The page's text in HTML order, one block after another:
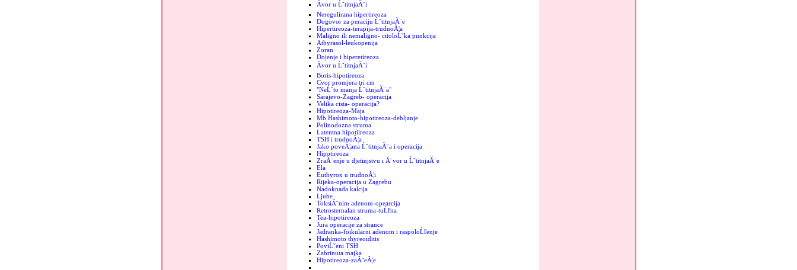
Ăvor u ĹˇtitnjaĂ¨i
Neregulirana hipertireoza
Dogovor za peraciju ĹˇtitnjaĂ¨e
Hipertireoza-terapija-trudnoĂ¦a
Maligno ili nemaligno- citoloĹˇka punkcija
Athyrasol-leukopenija
Zoran
Dojenje i hiperetireoza
Ăvor u ĹˇtitnjaĂ¨i
Boris-hipotireoza
Cvor promjera tri cm
"NeĹˇto manja ĹˇtitnjaĂ¨a"
Sarajevo-Zagreb- operacija
Velika cista- operacija?
Hipotireoza-Maja
Mb Hashimoto-hipotireoza-debljanje
Polinodozna struma
Latentna hipotiireoza
TSH i trudnoĂ¦a
Jako poveĂ¦ana ĹˇtitnjaĂ¨a i operacija
Hipotireoza
ZraĂ¨enje u djetinjstvu i Ă¨vor u ĹˇtitnjaĂ¨e
Ela
Euthyrox u trudnoĂ¦i
Rijeka-operacija u Zagrebu
Nadoknada kalcija
Ljube
ToksiĂ¨nim adenom-opearcija
Retrosternalan struma-tuĹľna
Tea-hipotireoza
Jura operacije za strance
Jadranka-foikularni adenom i raspoloĹľenje
Hashimoto thyreoiditis
PoviĹˇeni TSH
Zabrinuta majka
Hipotireoza-zaĂ¨eĂ¦e